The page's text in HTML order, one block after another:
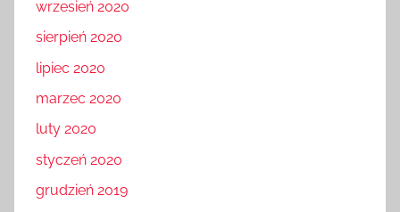
wrzesień 2020
sierpień 2020
lipiec 2020
marzec 2020
luty 2020
styczeń 2020
grudzień 2019